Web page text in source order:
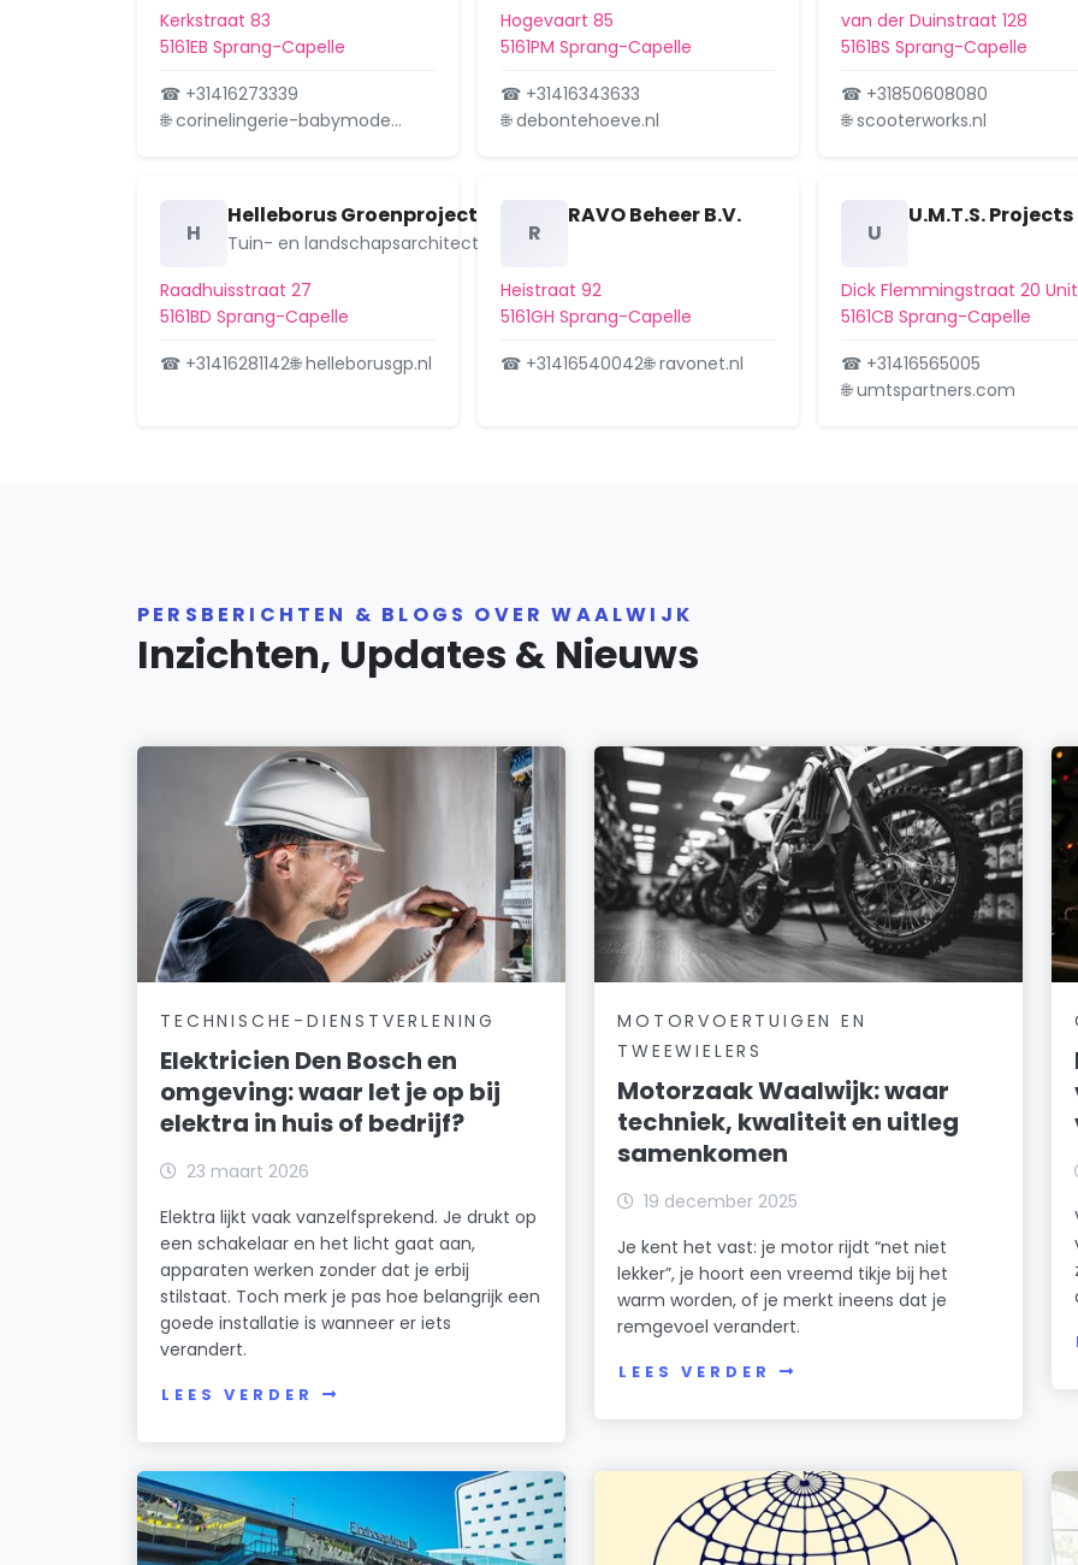
Kerkstraat 83
5161EB Sprang-Capelle
☎ +31416273339
🌐 corinelingerie-babymode…
Hogevaart 85
5161PM Sprang-Capelle
☎ +31416343633
🌐 debontehoeve.nl
van der Duinstraat 128
5161BS Sprang-Capelle
☎ +31850608080
🌐 scooterworks.nl
H
Helleborus Groenproject
Tuin- en landschapsarchitect
Raadhuisstraat 27
5161BD Sprang-Capelle
☎ +31416281142🌐 helleborusgp.nl
R
RAVO Beheer B.V.
Heistraat 92
5161GH Sprang-Capelle
☎ +31416540042🌐 ravonet.nl
U
U.M.T.S. Projects
Dick Flemmingstraat 20 Unit
5161CB Sprang-Capelle
☎ +31416565005
🌐 umtspartners.com
PERSBERICHTEN & BLOGS OVER WAALWIJK
Inzichten, Updates & Nieuws
TECHNISCHE-DIENSTVERLENING
Elektricien Den Bosch en
omgeving: waar let je op bij
elektra in huis of bedrijf?
23 maart 2026
Elektra lijkt vaak vanzelfsprekend. Je drukt op
een schakelaar en het licht gaat aan,
apparaten werken zonder dat je erbij
stilstaat. Toch merk je pas hoe belangrijk een
goede installatie is wanneer er iets
verandert.
LEES VERDER
MOTORVOERTUIGEN EN
TWEEWIELERS
Motorzaak Waalwijk: waar
techniek, kwaliteit en uitleg
samenkomen
19 december 2025
Je kent het vast: je motor rijdt “net niet
lekker”, je hoort een vreemd tikje bij het
warm worden, of je merkt ineens dat je
remgevoel verandert.
LEES VERDER